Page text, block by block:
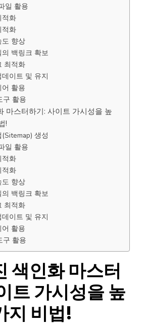
일 활용
적화
적화
도 향상
백링크 확보
최적화
이트 및 유지
어 활용
구 활용
마스터하기: 사이트 가시성을 높
!
생성
일 활용
적화
적화
도 향상
백링크 확보
최적화
이트 및 유지
어 활용
구 활용
색인화 마스터
트 가시성을 높
지 비법!